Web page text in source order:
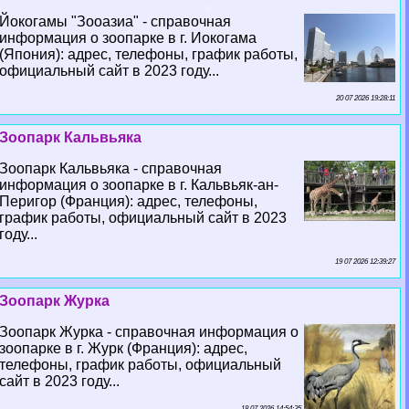
Йокогамы "Зооазиа" - справочная
информация о зоопарке в г. Иокогама
(Япония): адрес, телефоны, график работы,
официальный сайт в 2023 году...
20 07 2026 19:28:11
Зоопарк Кальвьяка
Зоопарк Кальвьяка - справочная
информация о зоопарке в г. Кальвьяк-ан-
Перигор (Франция): адрес, телефоны,
график работы, официальный сайт в 2023
году...
19 07 2026 12:39:27
Зоопарк Журка
Зоопарк Журка - справочная информация о
зоопарке в г. Журк (Франция): адрес,
телефоны, график работы, официальный
сайт в 2023 году...